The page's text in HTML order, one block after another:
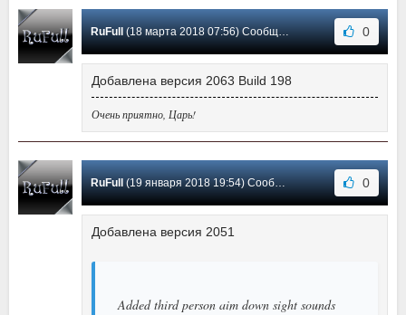
RuFull (18 марта 2018 07:56) Сообщение #31 0
Добавлена версия 2063 Build 198
Очень приятно, Царь!
RuFull (19 января 2018 19:54) Сообщение #30 0
Добавлена версия 2051
Added third person aim down sight sounds